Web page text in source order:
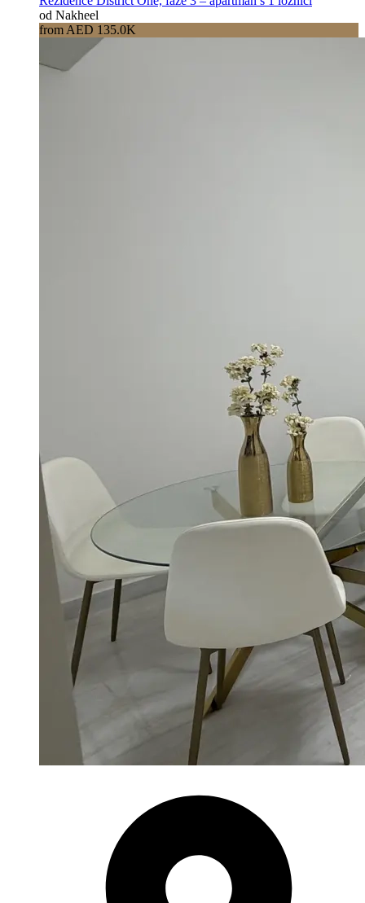
od Nakheel
from AED 135.0K